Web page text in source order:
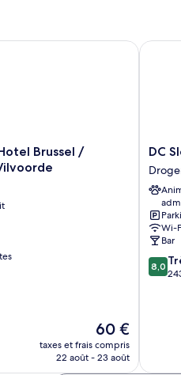
Brussel /
Le
nouveau
prix
60 €
taxes et frais compris
22 août - 23 août
Brussel / Bruxelles -
DC
Sleep
&
Go
West
DC
Wi-
Bar
8.0
sur
8,0
DC